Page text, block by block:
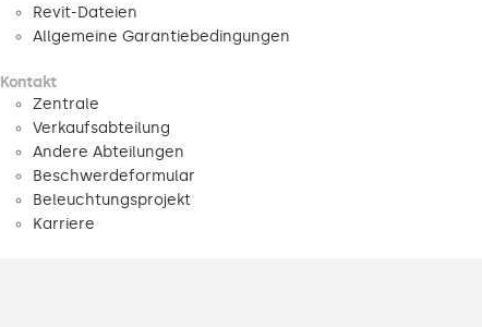
Revit-Dateien
Allgemeine Garantiebedingungen
Kontakt
Zentrale
Verkaufsabteilung
Andere Abteilungen
Beschwerdeformular
Beleuchtungsprojekt
Karriere